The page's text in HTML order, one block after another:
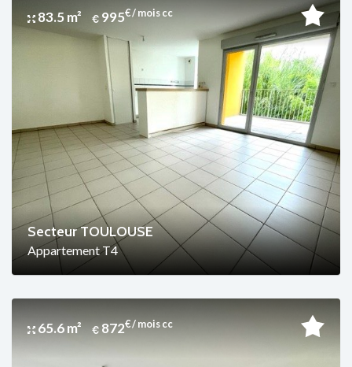
83.5 m² 995€ / mois cc
Secteur TOULOUSE
Appartement T4
65.6 m² 872€ / mois cc